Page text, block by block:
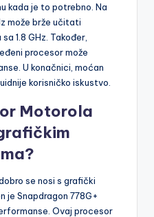
kada je to potrebno. Na
može brže učitati
1.8 GHz. Također,
procesor može
U konačnici, moćan
korisničko iskustvo.
Motorola
se nosi s grafički
je Snapdragon 778G+
Ovaj procesor